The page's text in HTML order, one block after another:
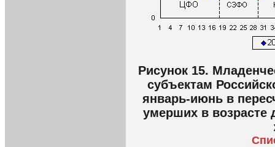
Рисунок 15.
субъектам
январь-июнь в
умерших в возрасте